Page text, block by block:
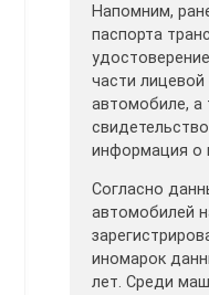
Напомним,
паспорта
части
автомобиле, а
информация о
Согласно
автомобилей
иномарок
лет. Среди